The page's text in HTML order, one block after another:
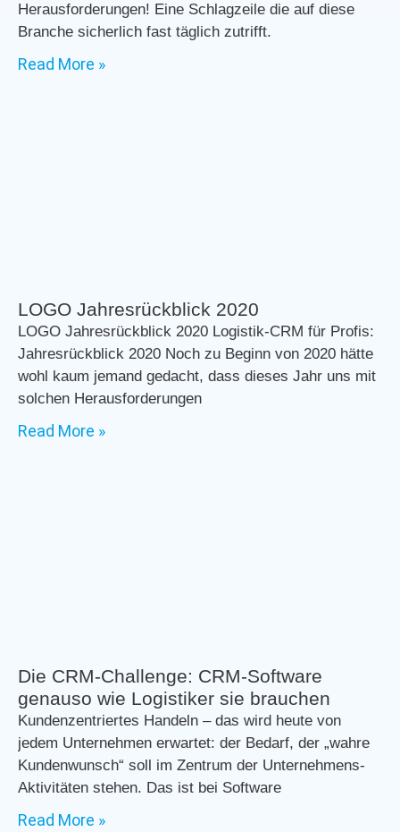
Herausforderungen! Eine Schlagzeile die auf diese
Branche sicherlich fast täglich zutrifft.
Read More »
LOGO Jahresrückblick 2020
LOGO Jahresrückblick 2020 Logistik-CRM für Profis:
Jahresrückblick 2020 Noch zu Beginn von 2020 hätte
wohl kaum jemand gedacht, dass dieses Jahr uns mit
solchen Herausforderungen
Read More »
Die CRM-Challenge: CRM-Software
genauso wie Logistiker sie brauchen
Kundenzentriertes Handeln – das wird heute von
jedem Unternehmen erwartet: der Bedarf, der „wahre
Kundenwunsch“ soll im Zentrum der Unternehmens-
Aktivitäten stehen. Das ist bei Software
Read More »